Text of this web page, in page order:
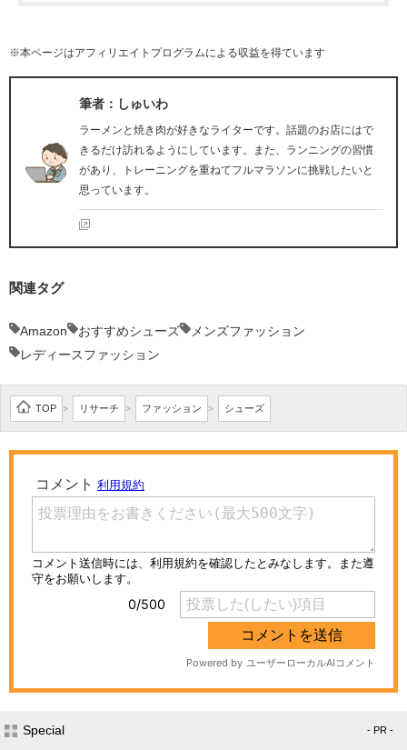
※本ページはアフィリエイトプログラムによる収益を得ています
筆者：しゅいわ
ラーメンと焼き肉が好きなライターです。話題のお店にはで
きるだけ訪れるようにしています。また、ランニングの習慣
があり、トレーニングを重ねてフルマラソンに挑戦したいと
思っています。
関連タグ
Amazon おすすめシューズ
メンズファッション
レディースファッション
TOP > リサーチ > ファッション > シューズ
Special - PR -